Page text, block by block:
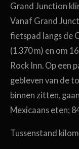
Grand Junction
Vanaf Grand
fietspad langs de
(1.370 m) en om
Rock Inn. Op een
gebleven van de
binnen zitten,
Mexicaans eten;
Tussenstand